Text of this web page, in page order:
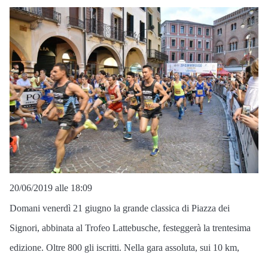
20/06/2019 alle 18:09
Domani venerdì 21 giugno la grande classica di Piazza dei
Signori, abbinata al Trofeo Lattebusche, festeggerà la trentesima
edizione. Oltre 800 gli iscritti. Nella gara assoluta, sui 10 km,